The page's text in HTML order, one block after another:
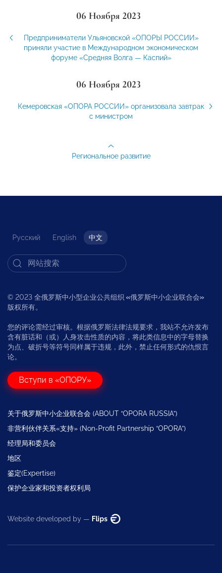
06 Ноября 2023
Предприниматели Ульяновской «ОПОРЫ РОССИИ»
приняли участие в Международном экономическом
форуме «Средняя Волга — Каспий»
06 Ноября 2023
Кемеровская «ОПОРА РОССИИ» организовала завтрак
с министром
Региональное развитие
Русский English 中文
© 2023 全俄罗斯中小型企业公共组织 «俄罗斯中小企业联合会»
版权所有。
您的评论需经过审核。根据俄罗斯法律法规要求，我站不允许发布
含有脏话和（或）人身攻击性质的内容，将此类信息中的字母替换
为点、破折号等符号同样属于违规，此外，禁止任何形式的仇恨言
论。
Вступи в «ОПОРУ»
关于俄罗斯中小企业联合会 (ABOUT “OPORA RUSSIA”)
非营利伙伴关系«支持» (Non-Profit Partnership “OPORA”)
经理局和委员会
地区
鉴定(Expertise)
保护企业家和投资者权利局
Website developed by — Flips